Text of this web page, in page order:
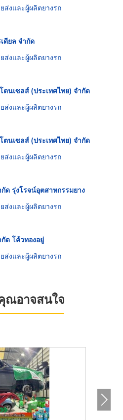
ส่งและผู้ผลิตยางรถ
ดียล จำกัด
ส่งและผู้ผลิตยางรถ
นเซลส์ (ประเทศไทย) จำกัด
ส่งและผู้ผลิตยางรถ
นเซลส์ (ประเทศไทย) จำกัด
ส่งและผู้ผลิตยางรถ
ด รุ่งโรจน์อุตสาหกรรมยาง
ส่งและผู้ผลิตยางรถ
ด โค้วทองอยู่
ส่งและผู้ผลิตยางรถ
ณอาจสนใจ